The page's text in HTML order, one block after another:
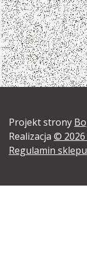
Projekt strony
Realizacja © 2026
Regulamin sklepu